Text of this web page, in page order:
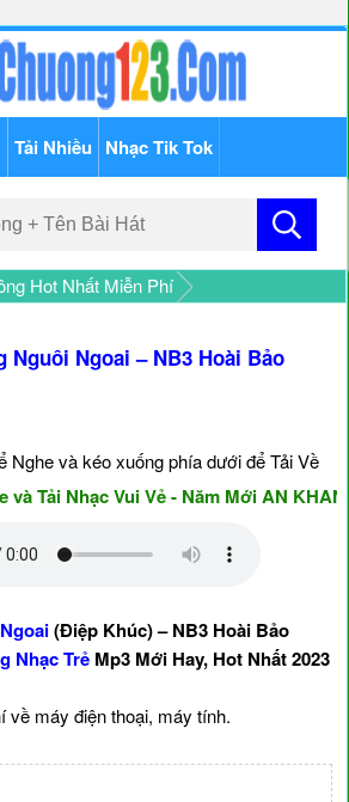
Tải Nhiều Nhạc Tik Tok
Hot Nhất Miễn Phí
Nguôi Ngoai – NB3 Hoài Bảo
Nghe và kéo xuống phía dưới để Tải Về
Nhạc Vui Vẻ - Năm Mới AN KHANG &
(Điệp Khúc) – NB3 Hoài Bảo
Nhạc Trẻ Mp3 Mới Hay, Hot Nhất 2023
về máy điện thoại, máy tính.